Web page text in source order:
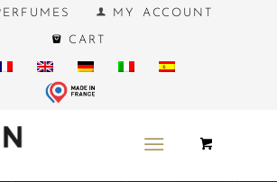
MY ACCOUNT
CART